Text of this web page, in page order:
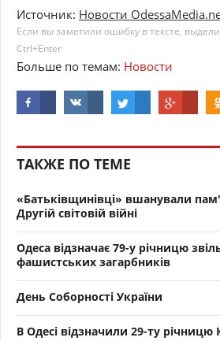
Источник: Новости
Если вы заметили ошибку в тексте,
Ctrl+Enter
Больше по темам: Новости
ТАКЖЕ ПО ТЕМЕ
«Батьківщинівці» вшанували
Другій світовій війні
Одеса відзначає 79-у річницю
фашистських загарбників
День Соборності України
В Одесі відзначили 29-ту річницю